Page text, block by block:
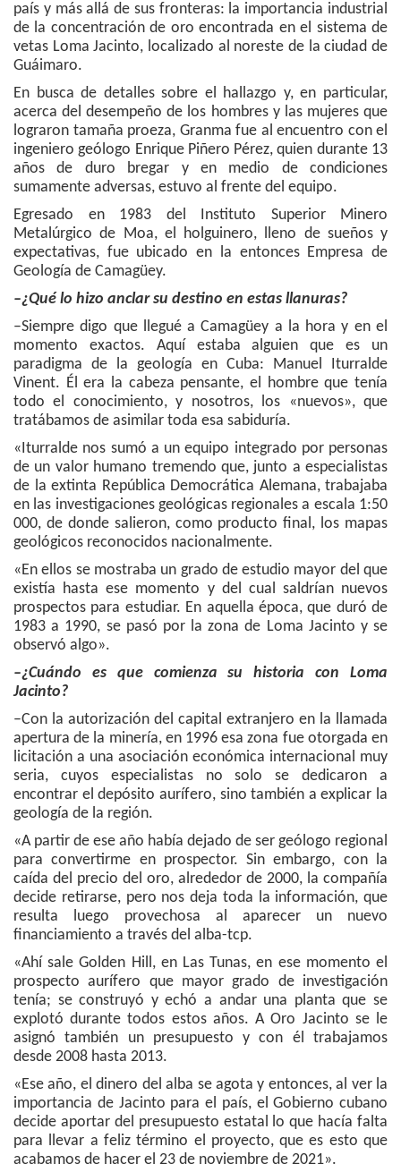
país y más allá de sus fronteras: la importancia industrial
de la concentración de oro encontrada en el sistema de
vetas Loma Jacinto, localizado al noreste de la ciudad de
Guáimaro.
En busca de detalles sobre el hallazgo y, en particular,
acerca del desempeño de los hombres y las mujeres que
lograron tamaña proeza, Granma fue al encuentro con el
ingeniero geólogo Enrique Piñero Pérez, quien durante 13
años de duro bregar y en medio de condiciones
sumamente adversas, estuvo al frente del equipo.
Egresado en 1983 del Instituto Superior Minero
Metalúrgico de Moa, el holguinero, lleno de sueños y
expectativas, fue ubicado en la entonces Empresa de
Geología de Camagüey.
–¿Qué lo hizo anclar su destino en estas llanuras?
–Siempre digo que llegué a Camagüey a la hora y en el
momento exactos. Aquí estaba alguien que es un
paradigma de la geología en Cuba: Manuel Iturralde
Vinent. Él era la cabeza pensante, el hombre que tenía
todo el conocimiento, y nosotros, los «nuevos», que
tratábamos de asimilar toda esa sabiduría.
«Iturralde nos sumó a un equipo integrado por personas
de un valor humano tremendo que, junto a especialistas
de la extinta República Democrática Alemana, trabajaba
en las investigaciones geológicas regionales a escala 1:50
000, de donde salieron, como producto final, los mapas
geológicos reconocidos nacionalmente.
«En ellos se mostraba un grado de estudio mayor del que
existía hasta ese momento y del cual saldrían nuevos
prospectos para estudiar. En aquella época, que duró de
1983 a 1990, se pasó por la zona de Loma Jacinto y se
observó algo».
–¿Cuándo es que comienza su historia con Loma
Jacinto?
–Con la autorización del capital extranjero en la llamada
apertura de la minería, en 1996 esa zona fue otorgada en
licitación a una asociación económica internacional muy
seria, cuyos especialistas no solo se dedicaron a
encontrar el depósito aurífero, sino también a explicar la
geología de la región.
«A partir de ese año había dejado de ser geólogo regional
para convertirme en prospector. Sin embargo, con la
caída del precio del oro, alrededor de 2000, la compañía
decide retirarse, pero nos deja toda la información, que
resulta luego provechosa al aparecer un nuevo
financiamiento a través del alba-tcp.
«Ahí sale Golden Hill, en Las Tunas, en ese momento el
prospecto aurífero que mayor grado de investigación
tenía; se construyó y echó a andar una planta que se
explotó durante todos estos años. A Oro Jacinto se le
asignó también un presupuesto y con él trabajamos
desde 2008 hasta 2013.
«Ese año, el dinero del alba se agota y entonces, al ver la
importancia de Jacinto para el país, el Gobierno cubano
decide aportar del presupuesto estatal lo que hacía falta
para llevar a feliz término el proyecto, que es esto que
acabamos de hacer el 23 de noviembre de 2021».